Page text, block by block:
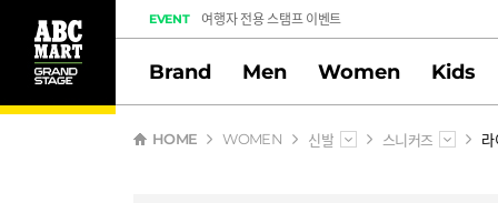
EVENT
도전! 출석체크 스탬프 이벤트
Brand Men Women Kids
HOME WOMEN 신발 스니커즈